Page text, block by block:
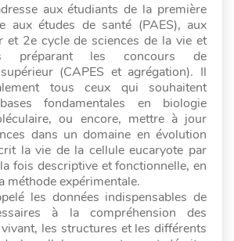
aux étudiants de la première
aux études de santé (PAES), aux
et 2e cycle de sciences de la vie et
préparant les concours de
supérieur (CAPES et agrégation). Il
tous ceux qui souhaitent
fondamentales en biologie
ou encore, mettre à jour
dans un domaine en évolution
la vie de la cellule eucaryote par
fois descriptive et fonctionnelle, en
méthode expérimentale.
les données indispensables de
à la compréhension des
les structures et les différents